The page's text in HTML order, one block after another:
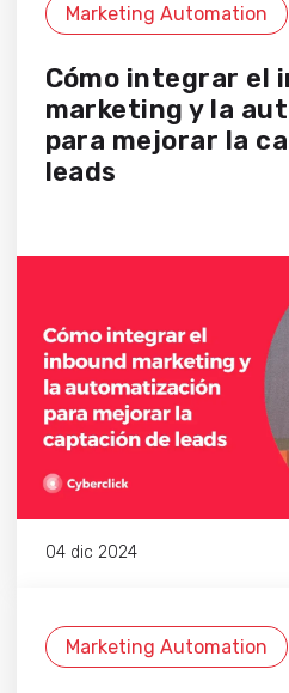
Marketing Automation
Cómo integrar el
marketing y la
para mejorar la
leads
04 dic 2024
Marketing Automation